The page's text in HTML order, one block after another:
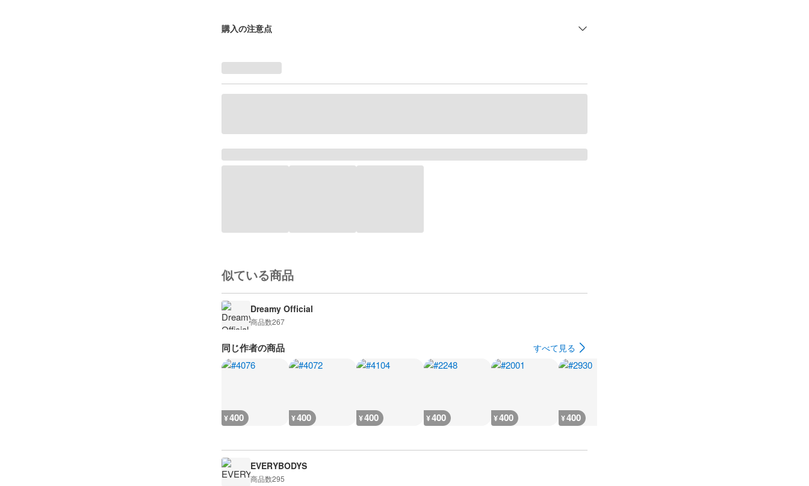
購入の注意点
似ている商品
Dreamy Official
商品数267
同じ作者の商品 すべて見る
¥400 ¥400 ¥400 ¥400 ¥400 ¥400
EVERYBODYS
商品数295